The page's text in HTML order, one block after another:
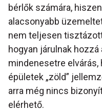
bérlők számára,
alacsonyabb
nem teljesen
hogyan járulnak
mindenesetre elvárás,
épületek „zöld”
arra még nincs
elérhető.